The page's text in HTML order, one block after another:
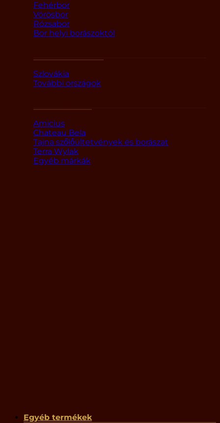
Fehérbor
Vörösbor
Rózsabor
Bor helyi borászoktól
Szlovákia
További országok
Amicius
Chateau Bela
Tajna szőlőültetvények és borászat
Terra Wylak
Egyéb márkák
Egyéb termékek